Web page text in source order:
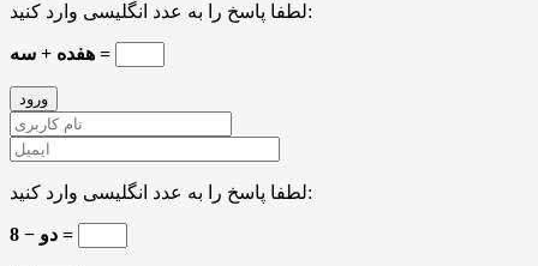
لطفا پاسخ را به عدد انگلیسی وارد کنید:
هفده + سه =
لطفا پاسخ را به عدد انگلیسی وارد کنید:
8 − دو =